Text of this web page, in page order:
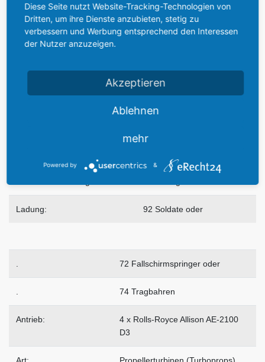
Flügelfläche: 162,12 m²
Flügelstreckung:
Tragflächenbelastung: 490 kg/m² max.
Leergewicht: 34.275 Kg
Ladung: 92 Soldate oder
72 Fallschirmspringer oder
74 Tragbahren
Antrieb:
4 x Rolls-Royce Allison AE-2100
D3
Diese Seite nutzt Website-Tracking-Technologien von
Dritten, um ihre Dienste anzubieten, stetig zu
verbessern und Werbung entsprechend den Interessen
der Nutzer anzuzeigen.
Akzeptieren
Ablehnen
mehr
Powered by &